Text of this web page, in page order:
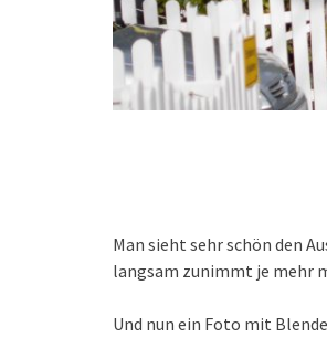
Man sieht sehr schön den
langsam zunimmt je mehr
Und nun ein Foto mit